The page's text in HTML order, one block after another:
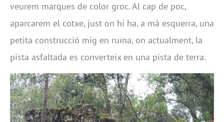
veurem marques de color groc. Al cap de poc,
aparcarem el cotxe, just on hi ha, a mà esquerra, una
petita construcció mig en ruïna, on actualment, la
pista asfaltada es converteix en una pista de terra.